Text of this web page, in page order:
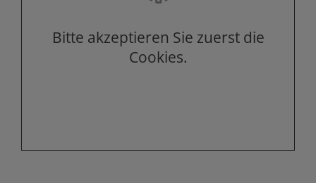
Bitte akzeptieren Sie zuerst die
Cookies.